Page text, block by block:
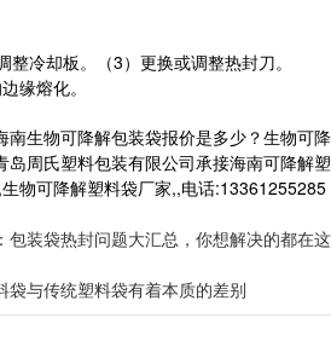
整冷却板。（3）更换或调整热封刀。
缘熔化。
南生物可降解包装袋报价是多少？生物可降
岛周氏塑料包装有限公司承接海南可降解塑
物可降解塑料袋厂家,,电话:13361255285
包装袋热封问题大汇总，你想解决的都在这
袋与传统塑料袋有着本质的差别